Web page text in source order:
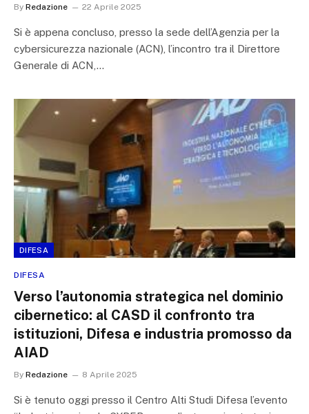
By Redazione 22 Aprile 2025
Si è appena concluso, presso la sede dell’Agenzia per la
cybersicurezza nazionale (ACN), l’incontro tra il Direttore
Generale di ACN,…
DIFESA
DIFESA
Verso l’autonomia strategica nel dominio
cibernetico: al CASD il confronto tra
istituzioni, Difesa e industria promosso da
AIAD
By Redazione 8 Aprile 2025
Si è tenuto oggi presso il Centro Alti Studi Difesa l’evento